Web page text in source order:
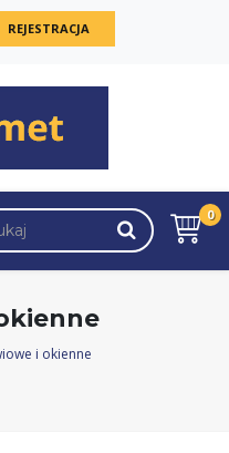
REJESTRACJA
0
i okienne